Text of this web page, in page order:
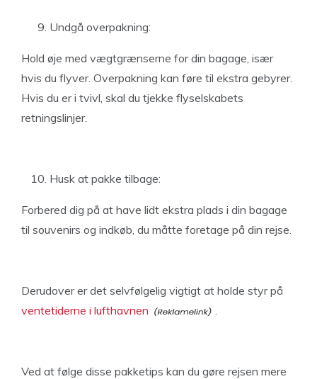
Undgå overpakning:
Hold øje med vægtgrænserne for din bagage, især
hvis du flyver. Overpakning kan føre til ekstra gebyrer.
Hvis du er i tvivl, skal du tjekke flyselskabets
retningslinjer.
Husk at pakke tilbage:
Forbered dig på at have lidt ekstra plads i din bagage
til souvenirs og indkøb, du måtte foretage på din rejse.
Derudover er det selvfølgelig vigtigt at holde styr på
ventetiderne i lufthavnen
.
Ved at følge disse pakketips kan du gøre rejsen mere